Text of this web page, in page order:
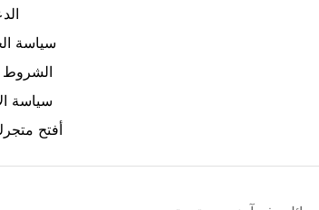
سياسة
الشروط
سياسة
أفتح